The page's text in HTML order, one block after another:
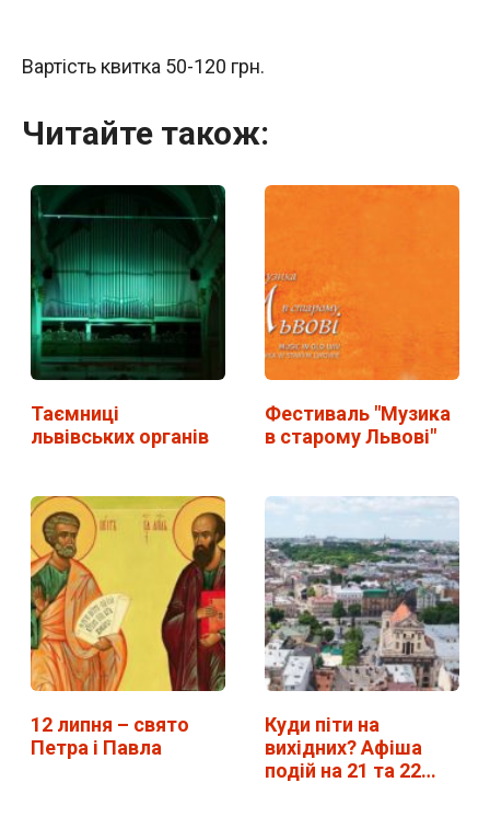
Вартість квитка 50-120 грн.
Читайте також:
Таємниці
львівських органів
Фестиваль "Музика
в старому Львові"
12 липня – свято
Петра і Павла
Куди піти на
вихідних? Афіша
подій на 21 та 22…